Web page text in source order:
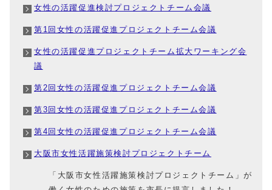
女性の活躍促進検討プロジェクトチーム会議
第1回女性の活躍促進プロジェクトチーム会議
女性の活躍促進プロジェクトチーム拡大ワーキング会
議
第2回女性の活躍促進プロジェクトチーム会議
第3回女性の活躍促進プロジェクトチーム会議
第4回女性の活躍促進プロジェクトチーム会議
大阪市女性活躍施策検討プロジェクトチーム
「大阪市女性活躍施策検討プロジェクトチーム」が